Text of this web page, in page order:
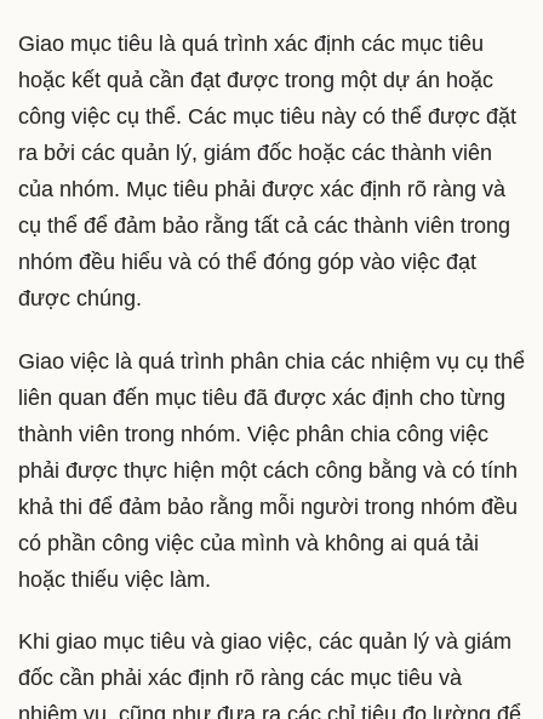
Giao mục tiêu là quá trình xác định các mục tiêu
hoặc kết quả cần đạt được trong một dự án hoặc
công việc cụ thể. Các mục tiêu này có thể được đặt
ra bởi các quản lý, giám đốc hoặc các thành viên
của nhóm. Mục tiêu phải được xác định rõ ràng và
cụ thể để đảm bảo rằng tất cả các thành viên trong
nhóm đều hiểu và có thể đóng góp vào việc đạt
được chúng.
Giao việc là quá trình phân chia các nhiệm vụ cụ thể
liên quan đến mục tiêu đã được xác định cho từng
thành viên trong nhóm. Việc phân chia công việc
phải được thực hiện một cách công bằng và có tính
khả thi để đảm bảo rằng mỗi người trong nhóm đều
có phần công việc của mình và không ai quá tải
hoặc thiếu việc làm.
Khi giao mục tiêu và giao việc, các quản lý và giám
đốc cần phải xác định rõ ràng các mục tiêu và